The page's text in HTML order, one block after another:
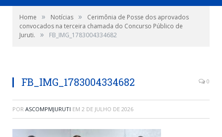
Home » Notícias »
Cerimônia de Posse dos aprovados
convocados na terceira chamada do Concurso Público de
Juruti.
» FB_IMG_1783004334682
FB_IMG_1783004334682 0
POR ASCOMPMJURUTI EM 2 DE JULHO DE 2026